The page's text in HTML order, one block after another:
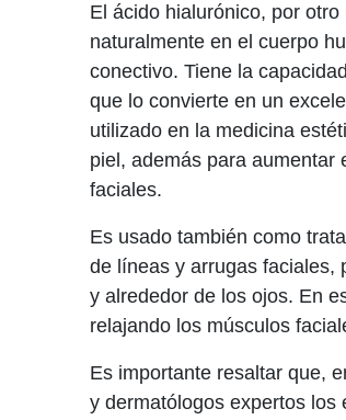
El ácido hialurónico, por
naturalmente en el cuerpo
conectivo. Tiene la
que lo convierte en un
utilizado en la medicina
piel, además para aumentar
faciales.
Es usado también como
de líneas y arrugas faciales,
y alrededor de los ojos. En
relajando los músculos
Es importante resaltar que,
y dermatólogos expertos los